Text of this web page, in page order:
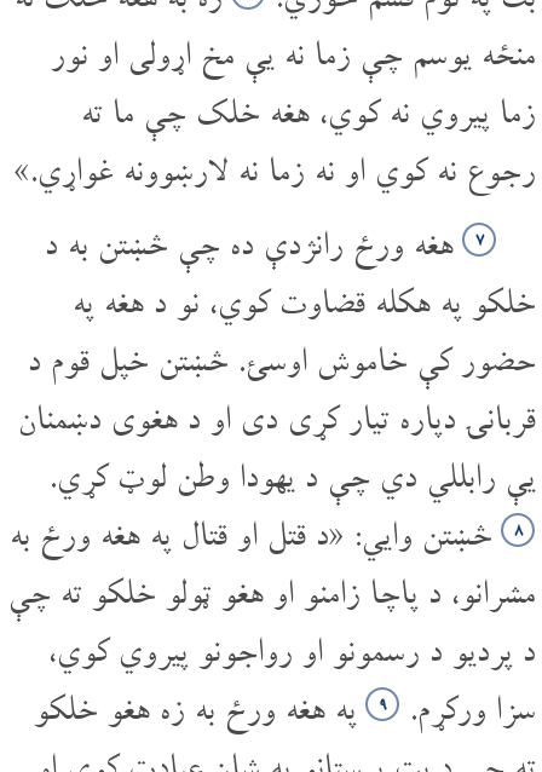
منځه یوسم چې زما نه یې مخ اړولی او نور
زما پیروي نه کوي، هغه خلک چې ما ته
رجوع نه کوي او نه زما نه لارښوونه غواړي.»
۷ هغه ورځ رانژدې ده چې څښتن به د
خلکو په هکله قضاوت کوي، نو د هغه په
حضور کې خاموش اوسئ. څښتن خپل قوم د
قربانۍ دپاره تیار کړی دی او د هغوی دښمنان
یې رابللي دي چې د یهودا وطن لوټ کړي.
۸ څښتن وایي: «د قتل او قتال په هغه ورځ به
مشرانو، د پاچا زامنو او هغو ټولو خلکو ته چې
د پردیو د رسمونو او رواجونو پیروي کوي،
سزا ورکړم.
۹ په هغه ورځ به زه هغو خلکو